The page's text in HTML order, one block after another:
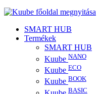
SMART HUB
Termékek
SMART HUB
Kuube NANO
Kuube ECO
Kuube BOOK
BASIC